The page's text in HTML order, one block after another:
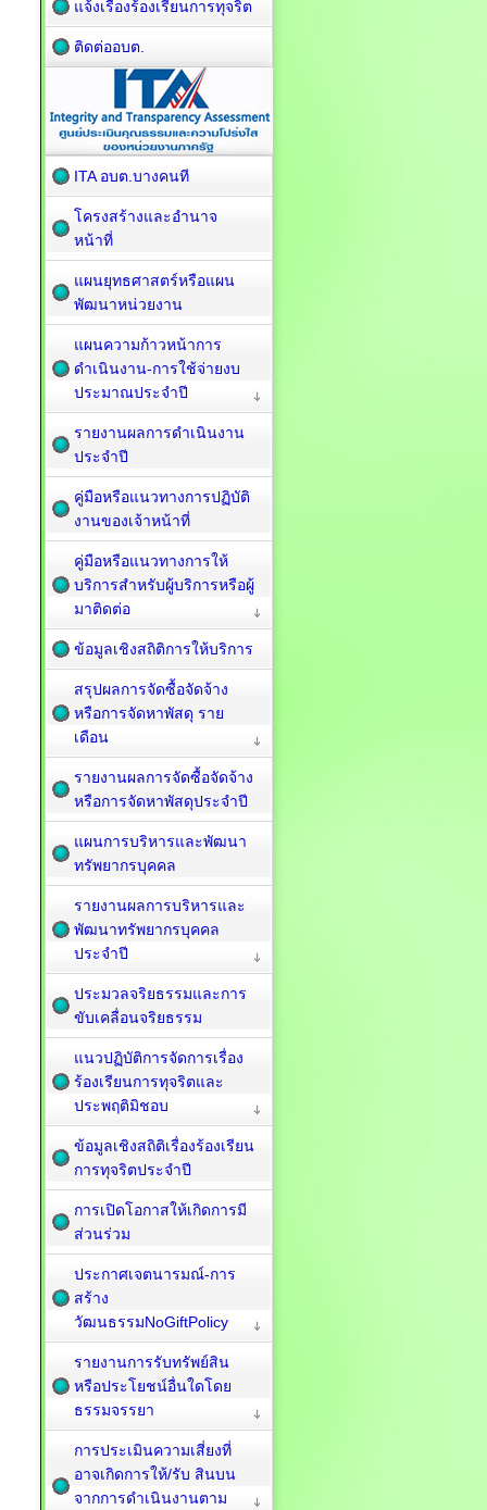
แจ้งเรื่องร้องเรียนการทุจริต
ติดต่ออบต.
ITA อบต.บางคนที
โครงสร้างและอำนาจ
หน้าที่
แผนยุทธศาสตร์หรือแผน
พัฒนาหน่วยงาน
แผนความก้าวหน้าการ
ดำเนินงาน-การใช้จ่ายงบ
ประมาณประจำปี
รายงานผลการดำเนินงาน
ประจำปี
คู่มือหรือแนวทางการปฏิบัติ
งานของเจ้าหน้าที่
คู่มือหรือแนวทางการให้
บริการสำหรับผู้บริการหรือผู้
มาติดต่อ
ข้อมูลเชิงสถิติการให้บริการ
สรุปผลการจัดซื้อจัดจ้าง
หรือการจัดหาพัสดุ ราย
เดือน
รายงานผลการจัดซื้อจัดจ้าง
หรือการจัดหาพัสดุประจำปี
แผนการบริหารและพัฒนา
ทรัพยากรบุคคล
รายงานผลการบริหารและ
พัฒนาทรัพยากรบุคคล
ประจำปี
ประมวลจริยธรรมและการ
ขับเคลื่อนจริยธรรม
แนวปฏิบัติการจัดการเรื่อง
ร้องเรียนการทุจริตและ
ประพฤติมิชอบ
ข้อมูลเชิงสถิติเรื่องร้องเรียน
การทุจริตประจำปี
การเปิดโอกาสให้เกิดการมี
ส่วนร่วม
ประกาศเจตนารมณ์-การ
สร้าง
วัฒนธรรมNoGiftPolicy
รายงานการรับทรัพย์สิน
หรือประโยชน์อื่นใดโดย
ธรรมจรรยา
การประเมินความเสี่ยงที่
อาจเกิดการให้/รับ สินบน
จากการดำเนินงานตาม